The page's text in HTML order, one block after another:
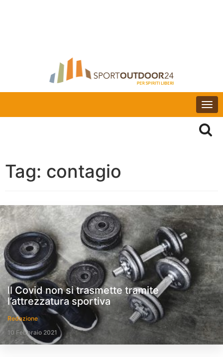
Tag: contagio
Il Covid non si trasmette tramite
l’attrezzatura sportiva
Redazione
10 Febbraio 2021